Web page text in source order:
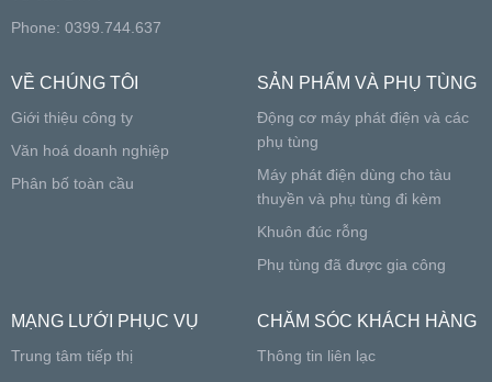
Phone: 0399.744.637
VỀ CHÚNG TÔI
Giới thiệu công ty
Văn hoá doanh nghiệp
Phân bố toàn cầu
SẢN PHẨM VÀ PHỤ TÙNG
Động cơ máy phát điện và các
phụ tùng
Máy phát điện dùng cho tàu
thuyền và phụ tùng đi kèm
Khuôn đúc rỗng
Phụ tùng đã được gia công
MẠNG LƯỚI PHỤC VỤ
Trung tâm tiếp thị
CHĂM SÓC KHÁCH HÀNG
Thông tin liên lạc